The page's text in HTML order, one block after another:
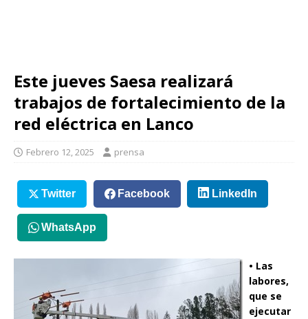
Este jueves Saesa realizará
trabajos de fortalecimiento de la
red eléctrica en Lanco
Febrero 12, 2025 prensa
Twitter Facebook LinkedIn
WhatsApp
• Las
labores,
que se
ejecutar